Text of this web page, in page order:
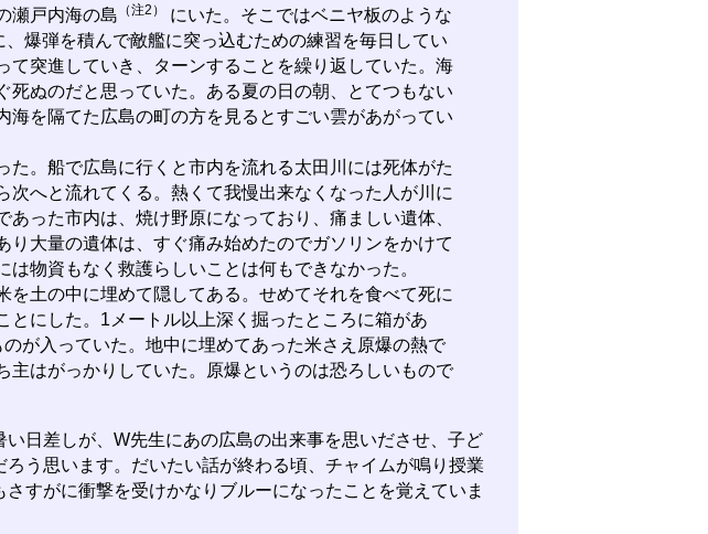
瀬戸内海の島 （注2）
にいた。そこではベニヤ板のような
、爆弾を積んで敵艦に突っ込むための練習を毎日してい
て突進していき、ターンすることを繰り返していた。海
死ぬのだと思っていた。ある夏の日の朝、とてつもない
海を隔てた広島の町の方を見るとすごい雲があがってい
。船で広島に行くと市内を流れる太田川には死体がた
次へと流れてくる。熱くて我慢出来なくなった人が川に
った市内は、焼け野原になっており、痛ましい遺体、
り大量の遺体は、すぐ痛み始めたのでガソリンをかけて
物資もなく救護らしいことは何もできなかった。
土の中に埋めて隠してある。せめてそれを食べて死に
とにした。1メートル以上深く掘ったところに箱があ
が入っていた。地中に埋めてあった米さえ原爆の熱で
主はがっかりしていた。原爆というのは恐ろしいもので
日差しが、W先生にあの広島の出来事を思いださせ、子ど
う思います。だいたい話が終わる頃、チャイムが鳴り授業
すがに衝撃を受けかなりブルーになったことを覚えていま